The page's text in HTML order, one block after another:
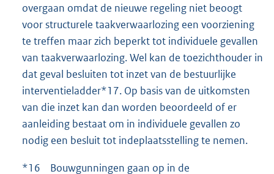
overgaan omdat de nieuwe regeling niet beoogt
voor structurele taakverwaarlozing een voorziening
te treffen maar zich beperkt tot individuele gevallen
van taakverwaarlozing. Wel kan de toezichthouder in
dat geval besluiten tot inzet van de bestuurlijke
interventieladder*17. Op basis van de uitkomsten
van die inzet kan dan worden beoordeeld of er
aanleiding bestaat om in individuele gevallen zo
nodig een besluit tot indeplaatsstelling te nemen.
*16 Bouwgunningen gaan op in de